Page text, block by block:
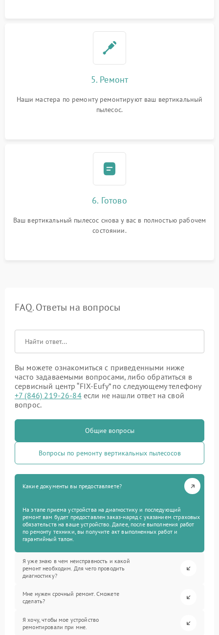
5. Ремонт
Наши мастера по ремонту ремонтируют ваш вертикальный
пылесос.
6. Готово
Ваш вертикальный пылесос снова у вас в полностью рабочем
состоянии.
FAQ. Ответы на вопросы
Вы можете ознакомиться с приведенными ниже
часто задаваемыми вопросами, либо обратиться в
сервисный центр “FIX-Eufy” по следующему телефону
+7 (846) 219-26-84если не нашли ответ на свой
вопрос.
Общие вопросы
Вопросы по ремонту вертикальных пылесосов
Какие документы вы предоставляете?
На этапе приема устройства на диагностику и последующий
ремонт вам будет предоставлен заказ-наряд с указанием страховых
обязательств на ваше устройство. Далее, после выполнения работ
по ремонту техники, вы получите акт выполненных работ и
гарантийный талон.
Я уже знаю в чем неисправность и какой
ремонт необходим. Для чего проводить
диагностику?
Мне нужен срочный ремонт. Сможете
сделать?
Я хочу, чтобы мое устройство
ремонтировали при мне.